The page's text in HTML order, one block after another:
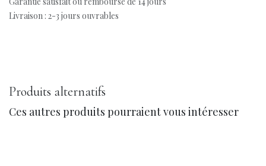
Livraison : 2-3 jours ouvrables
Produits alternatifs
Ces autres produits pourraient vous intéresser